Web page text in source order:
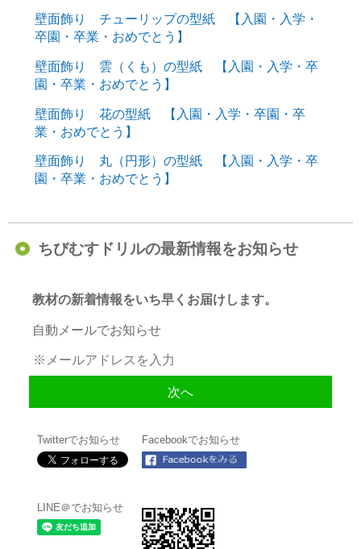
壁面飾り チューリップの型紙 【入園・入学・
卒園・卒業・おめでとう】
壁面飾り 雲（くも）の型紙 【入園・入学・卒
園・卒業・おめでとう】
壁面飾り 花の型紙 【入園・入学・卒園・卒
業・おめでとう】
壁面飾り 丸（円形）の型紙 【入園・入学・卒
園・卒業・おめでとう】
ちびむすドリルの最新情報をお知らせ
教材の新着情報をいち早くお届けします。
自動メールでお知らせ
Twitterでお知らせ Facebookでお知らせ
LINE＠でお知らせ